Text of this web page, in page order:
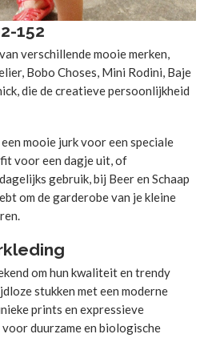
152
verschillende mooie merken,
Bobo Choses, Mini Rodini, Baje
die de creatieve persoonlijkheid
mooie jurk voor een speciale
voor een dagje uit, of
gebruik, bij Beer en Schaap
om de garderobe van je kleine
om hun kwaliteit en trendy
stukken met een moderne
prints en expressieve
duurzame en biologische